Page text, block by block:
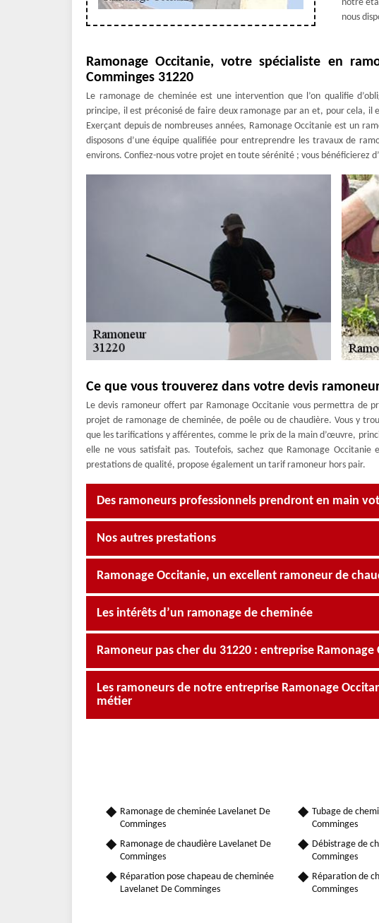
notre
nous
Ramonage Occitanie, votre spécialiste en
Comminges 31220
Le ramonage de cheminée est une intervention que l’on qualifie
principe, il est préconisé de faire deux ramonage par an et, pour cela, il
Exerçant depuis de nombreuses années, Ramonage Occitanie est un
disposons d’une équipe qualifiée pour entreprendre les travaux de
environs. Confiez-nous votre projet en toute sérénité ; vous bénéficierez
Ce que vous trouverez dans votre devis
Le devis ramoneur offert par Ramonage Occitanie vous permettra de
projet de ramonage de cheminée, de poêle ou de chaudière. Vous y
que les tarifications y afférentes, comme le prix de la main d’œuvre,
elle ne vous satisfait pas. Toutefois, sachez que Ramonage
prestations de qualité, propose également un tarif ramoneur hors pair.
Des ramoneurs professionnels prendront en main
Nos autres prestations
Ramonage Occitanie, un excellent ramoneur de
Les intérêts d’un ramonage de cheminée
Ramoneur pas cher du 31220 : entreprise Ramonage
Les ramoneurs de notre entreprise Ramonage
métier
Ramonage de cheminée Lavelanet De
Comminges
Ramonage de chaudière Lavelanet De
Comminges
Réparation pose chapeau de cheminée
Lavelanet De Comminges
Tubage de
Comminges
Débistrage de
Comminges
Réparation de
Comminges